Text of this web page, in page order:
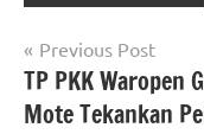
Navigasi
pos
Previous Post
TP PKK Waropen
Mote Tekankan